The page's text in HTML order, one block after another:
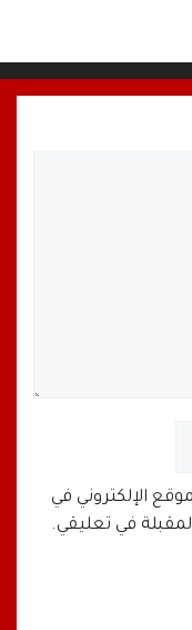
الإلكتروني في
في تعليقي.